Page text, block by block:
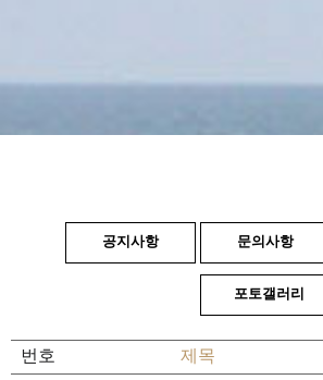
공지사항 문의사항
포토갤러리
번호 제목